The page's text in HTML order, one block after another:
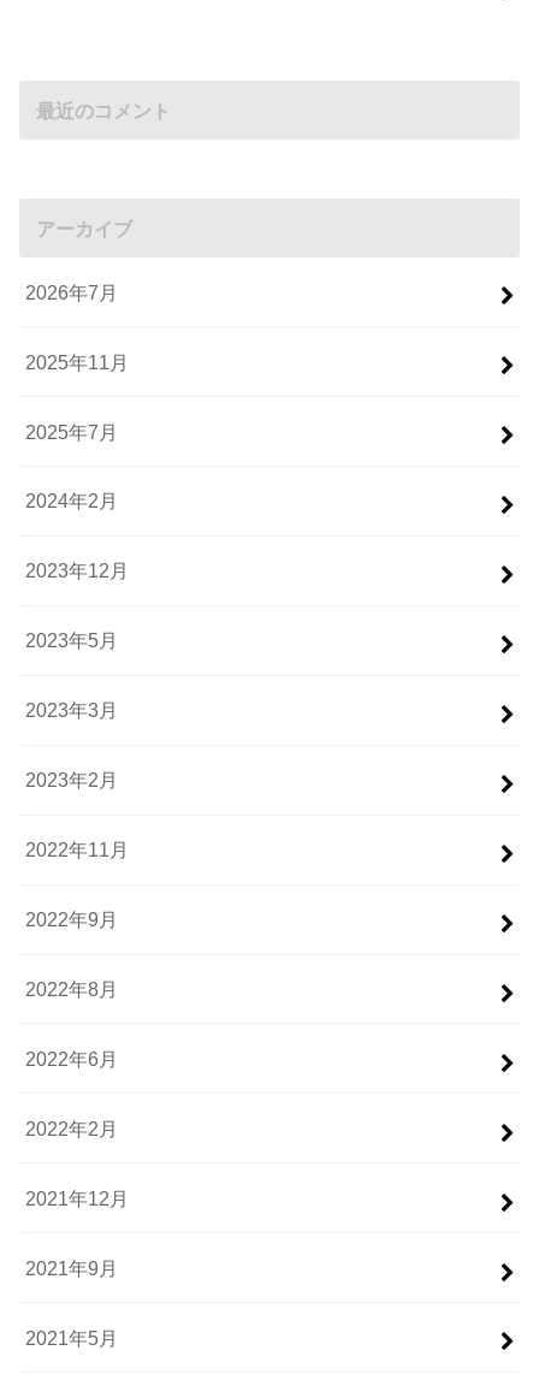
最近のコメント
アーカイブ
2026年7月
2025年11月
2025年7月
2024年2月
2023年12月
2023年5月
2023年3月
2023年2月
2022年11月
2022年9月
2022年8月
2022年6月
2022年2月
2021年12月
2021年9月
2021年5月